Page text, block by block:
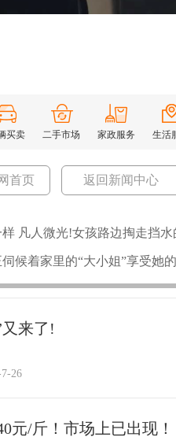
买卖 二手市场 家政服务 生活
首页 返回新闻中心
凡人微光!女孩路边掏走挡
候着家里的“大小姐”享受她
来了!
26
元/斤！市场上已出现！